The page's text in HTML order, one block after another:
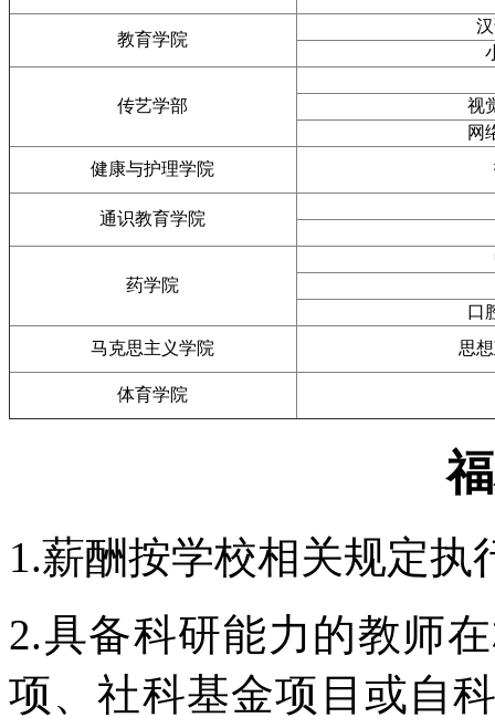
教育学院
传艺学部
视
网
健康与护理学院
通识教育学院
药学院
口
马克思主义学院
思
体育学院
1.薪酬按学校相关规定执
2.具备科研能力的教师
项、社科基金项目或自